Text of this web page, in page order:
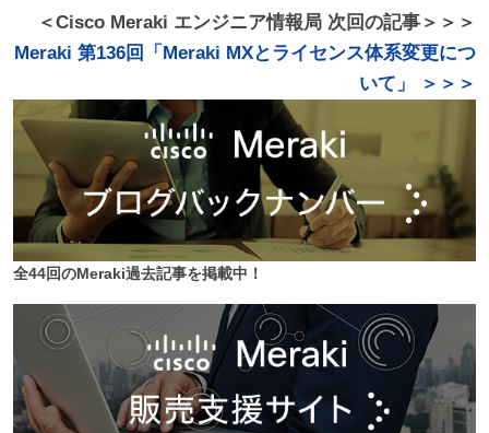
＜Cisco Meraki エンジニア情報局 次回の記事＞＞＞
Meraki 第136回「Meraki MXとライセンス体系変更につ
いて」 ＞＞＞
全44回のMeraki過去記事を掲載中！